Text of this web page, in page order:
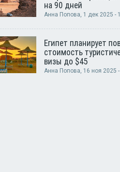
на 90 дней
Анна Попова, 1 дек 2025 -
Египет планирует
стоимость
визы до $45
Анна Попова, 16 ноя 2025